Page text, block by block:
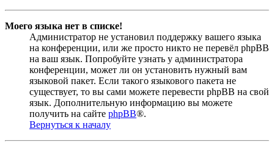
Моего языка нет в списке!
Администратор не установил поддержку вашего языка
на конференции, или же просто никто не перевёл phpBB
на ваш язык. Попробуйте узнать у администратора
конференции, может ли он установить нужный вам
языковой пакет. Если такого языкового пакета не
существует, то вы сами можете перевести phpBB на свой
язык. Дополнительную информацию вы можете
получить на сайте phpBB®.
Вернуться к началу